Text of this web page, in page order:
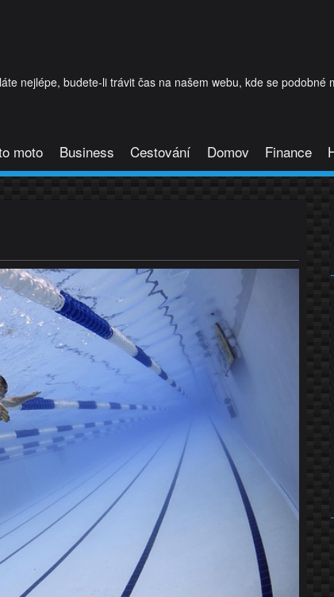
nejlépe, budete-li trávit čas na našem webu, kde se podobné
moto Business Cestování Domov Finance